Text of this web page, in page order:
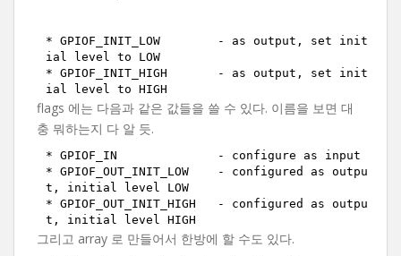
* GPIOF_INIT_LOW	- as output, set init
ial level to LOW
* GPIOF_INIT_HIGH	- as output, set init
ial level to HIGH
flags 에는 다음과 같은 값들을 쓸 수 있다. 이름을 보면 대
충 뭐하는지 다 알 듯.
* GPIOF_IN		- configure as input
* GPIOF_OUT_INIT_LOW	- configured as outpu
t, initial level LOW
* GPIOF_OUT_INIT_HIGH	- configured as outpu
t, initial level HIGH
그리고 array 로 만들어서 한방에 할 수도 있다.